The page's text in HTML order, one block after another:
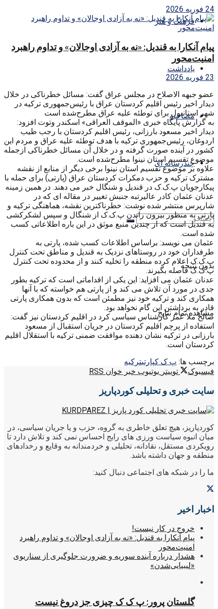
فرهنگ و هنر
یادداشت
مصاحبه
چندرسانه ای
بدون نتیجه
مشاهده تمام نتایج
24 فوریه 2026
پیام آنکارا به قندیل: «نه به آزادی اوجالان» و تداوم راهبرد
امنیت‌محور
23 فوریه 2026
عضو جبهه الاصلاح در مجلس عراق گفت: مسائل خطرناکی در خلال
دیدار اخیر رئیس اقلیم کردستان عراق با رئیس‌جمهوری ترکیه در
شهر استانبول برای توطئه علیه عراق مطرح‌شده است
به گزارش پایگاه خبری «الموقف العراقی» اسکندر وتوت افزود:
دیدار اخیر مسعود بارزانی، رئیس اقلیم کردستان با رجب طیب
اردوغان، رئیس‌جمهوری ترکیه با هدف توطئه علیه عراق و مردم این
کشور در آینده صورت گرفته و در خلال آن مسائل خطرناکی ازجمله
موضوع تقسیم استان نینوا مطرح‌شده است.
علاوه بر موضوع تقسیم استان نینوا برخی دیگر از منابع از نقشه
مشترک ترکیه و حزب دمکرات کردستان عراق (پارتی) برای حمله با
پیکارجویان پ.ک.ک در قندیل و شنگال خبر می دهند. در همین زمینه
عدنان عثمان کادر عالیرتبه جنبش تغییر در مقاله ای که در
شارپرس منتشر شده نوشت: خطرناکترین نقشه، هماهنگی ترکیه و
پارتی به منظور بیرون راندن پ.ک.ک از شنگال و سپس لشکرکشی
به قندیل است که از چندین منبع موثق در این باره اطلاعاتی کسب
شده است.
عثمان می نویسد: براساس اطلاعات کسب شده، پارتی به
طرفداران خود در روستاهای نزدیک به قندیل و مناطق تحت کنترل
پ.ک.ک اعلام کرده منطقه را تخلیه کنند و از محدوده تحت کنترل
پ.ک.ک فاصله بگیرند.
عدنان عثمان می افزاید: این یکی از اقداماتی است که ترکیه بطور
جدی در مورد آن تلاش می کند و از پارتی هم خواسته که با آنها
همکاری کند و ترکیه خود نیز مطمئن است که بدون همکاری پارتی
قادر به برداشتن این گام نخواهد بود.
صالح ملا عمر کارشناس سیاسی کرد در اقلیم کردستان نیز گفت:
استفاده از پرچم اقلیم کردستان در جریان استقبال از مسعود
بارزانی در ترکیه نشان دهنده موافقت ضمنی ترکیه با استقلال اقلیم
کردستان است.
برچسب ها: پ ک کپارتیترکیه
فیسبوک
توییتر یوتیوب خبر خوان RSS
سایت خبری و تحلیلی کوردپاریز
کوردپاریز، هیچ تعلق خاطری به گروه، حزب و یا جریان سیاسی، در
میان انبوه سیاست ورزی های رایج احساس نمی کند و تلاش دارد تا
رویکردی مستقل، نقادانه، تحلیلی و خردمندانه به وقایع و رخدادهای
منطقه و جهان داشته باشد.
ما را در شبکه های اجتماعی دنبال کنید:
اخبار اخیر
خروج در کار نیست!
پیام آنکارا به قندیل: «نه به آزادی اوجالان» و تداوم راهبرد
امنیت‌محور
هشدار درباره آینده سوریه و ضرورت جلوگیری از سناریوی
«لیبیایی‌شدن»
گلستان پرور: پ ک ک چیزی جز دروغ نیست